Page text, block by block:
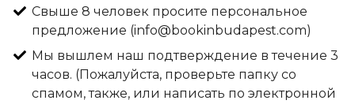
Свыше 8 человек просите персональное
предложение (info@bookinbudapest.com)
Мы вышлем наш подтверждение в течение 3
часов. (Пожалуйста, проверьте папку со
спамом, также, или написать по электронной